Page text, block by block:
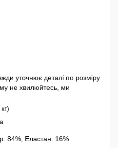
уточнює деталі по розміру
не хвилюйтесь, ми
84%, Еластан: 16%